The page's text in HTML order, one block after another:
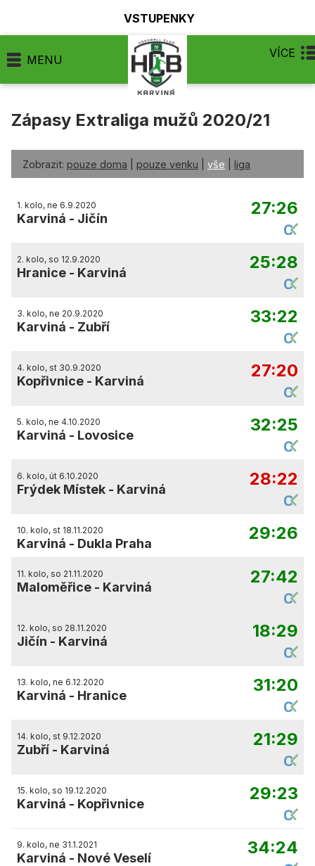
VSTUPENKY
MENU VÍCE
Zápasy Extraliga mužů 2020/21
Zobrazit: pouze doma pouze venku vše liga
1. kolo, ne 6.9.2020
Karviná - Jičín
27:26
2. kolo, so 12.9.2020
Hranice - Karviná
25:28
3. kolo, ne 20.9.2020
Karviná - Zubří
33:22
4. kolo, st 30.9.2020
Kopřivnice - Karviná
27:20
5. kolo, ne 4.10.2020
Karviná - Lovosice
32:25
6. kolo, út 6.10.2020
Frýdek Místek - Karviná
28:22
10. kolo, st 18.11.2020
Karviná - Dukla Praha
29:26
11. kolo, so 21.11.2020
Maloměřice - Karviná
27:42
12. kolo, so 28.11.2020
Jičín - Karviná
18:29
13. kolo, ne 6.12.2020
Karviná - Hranice
31:20
14. kolo, st 9.12.2020
Zubří - Karviná
21:29
15. kolo, so 19.12.2020
Karviná - Kopřivnice
29:23
9. kolo, ne 31.1.2021
Karviná - Nové Veselí
34:24